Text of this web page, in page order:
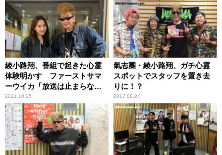
綾小路翔、番組で起きた心霊
体験明かす ファーストサマ
ーウイカ「放送は止まらなか
ったんですか？」
2021.10.25
氣志團・綾小路翔、ガチ心霊
スポットでスタッフを置き去
りに！？
2017.08.24